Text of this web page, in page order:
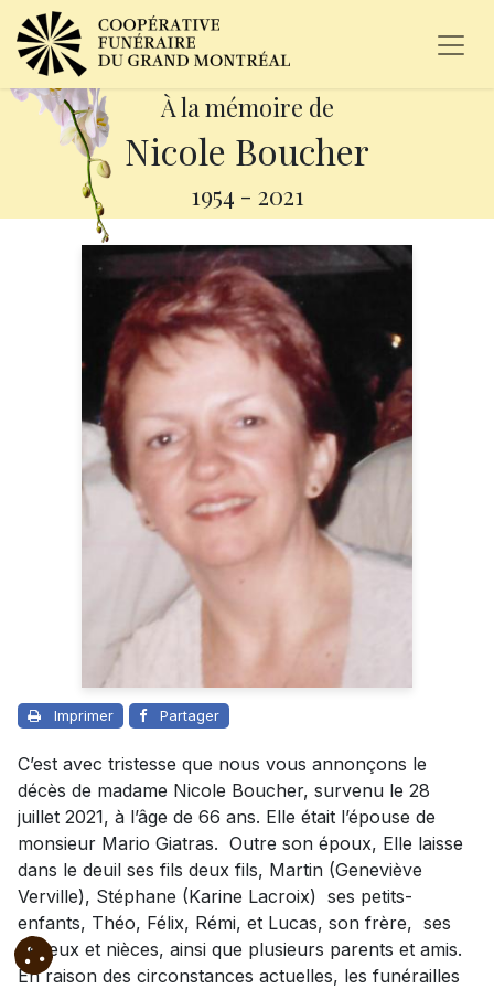
À la mémoire de
Nicole Boucher
1954 - 2021
Imprimer Partager
C’est avec tristesse que nous vous annonçons le
décès de madame Nicole Boucher, survenu le 28
juillet 2021, à l’âge de 66 ans. Elle était l’épouse de
monsieur Mario Giatras. Outre son époux, Elle laisse
dans le deuil ses fils deux fils, Martin (Geneviève
Verville), Stéphane (Karine Lacroix) ses petits-
enfants, Théo, Félix, Rémi, et Lucas, son frère, ses
neveux et nièces, ainsi que plusieurs parents et amis.
En raison des circonstances actuelles, les funérailles